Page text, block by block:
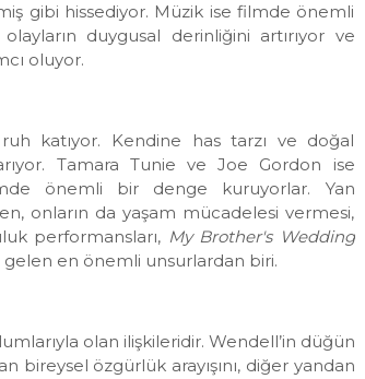
gibi hissediyor. Müzik ise filmde önemli
duygusal derinliğini artırıyor ve
oluyor.
katıyor. Kendine has tarzı ve doğal
Tamara Tunie ve Joe Gordon ise
önemli bir denge kuruyorlar. Yan
onların da yaşam mücadelesi vermesi,
performansları, My Brother's Wedding
en önemli unsurlardan biri.
olan ilişkileridir. Wendell’in düğün
bireysel özgürlük arayışını, diğer yandan